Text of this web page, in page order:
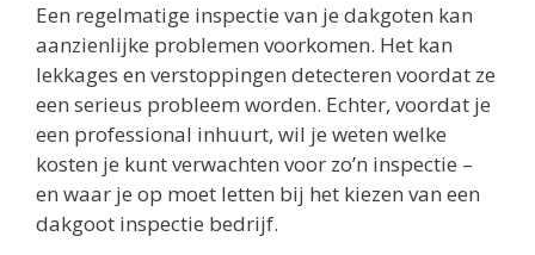
Een regelmatige inspectie van je dakgoten kan
aanzienlijke problemen voorkomen. Het kan
lekkages en verstoppingen detecteren voordat ze
een serieus probleem worden. Echter, voordat je
een professional inhuurt, wil je weten welke
kosten je kunt verwachten voor zo’n inspectie –
en waar je op moet letten bij het kiezen van een
dakgoot inspectie bedrijf.